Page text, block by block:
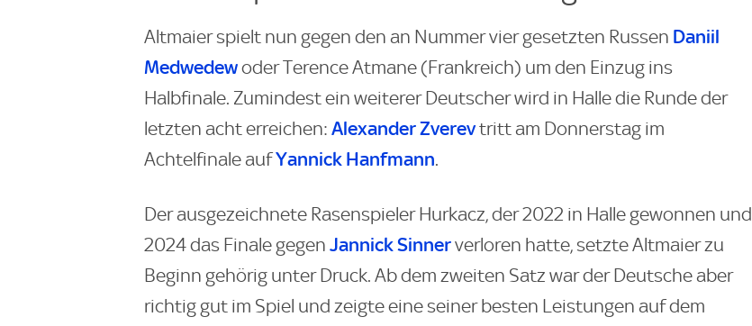
Altmaier spielt nun gegen den an Nummer vier gesetzten Russen Daniil
Medwedewoder Terence Atmane (Frankreich) um den Einzug ins
Halbfinale. Zumindest ein weiterer Deutscher wird in Halle die Runde der
letzten acht erreichen: Alexander Zverevtritt am Donnerstag im
Achtelfinale aufYannick Hanfmann.
Der ausgezeichnete Rasenspieler Hurkacz, der 2022 in Halle gewonnen und
2024 das Finale gegen Jannick Sinnerverloren hatte, setzte Altmaier zu
Beginn gehörig unter Druck. Ab dem zweiten Satz war der Deutsche aber
richtig gut im Spiel und zeigte eine seiner besten Leistungen auf dem